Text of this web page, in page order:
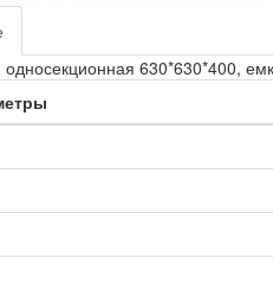
630*630*400,